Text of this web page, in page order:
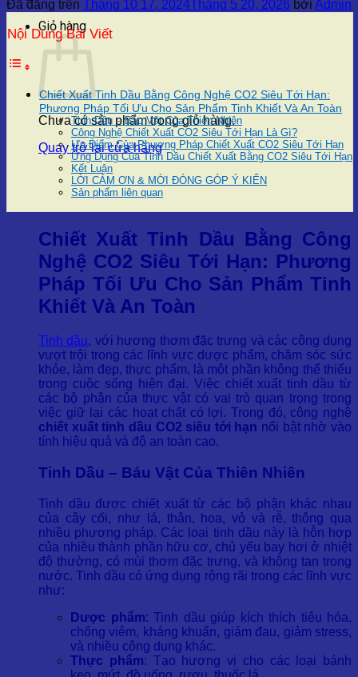
Giỏ hàng
Chưa có sản phẩm trong giỏ hàng.
Quay trở lại cửa hàng
Đã đăng trên Tháng 10 17, 2024Tháng 5 20, 2026 bởi Admin
Nội Dung Bài Viết
Chiết Xuất Tinh Dầu Bằng Công Nghệ CO2 Siêu Tới Hạn:
Phương Pháp Tối Ưu Cho Sản Phẩm Tinh Khiết Và An Toàn
Tinh Dầu – Báu Vật Của Thiên Nhiên
Công Nghệ Chiết Xuất CO2 Siêu Tới Hạn Là Gì?
Ưu Điểm Của Phương Pháp Chiết Xuất CO2 Siêu Tới Hạn
Ứng Dụng Của Tinh Dầu Chiết Xuất Bằng CO2 Siêu Tới Hạn
Kết Luận
LỜI CẢM ƠN & MỜI ĐÓNG GÓP Ý KIẾN
Sản phẩm liên quan
Chiết Xuất Tinh Dầu Bằng Công
Nghệ CO2 Siêu Tới Hạn: Phương
Pháp Tối Ưu Cho Sản Phẩm Tinh
Khiết Và An Toàn
Tinh dầu, với hương thơm đặc trưng và các công dụng
vượt trội trong các lĩnh vực dược phẩm, chăm sóc sức
khỏe, làm đẹp, thực phẩm, là một phần không thể thiếu
trong cuộc sống hiện đại. Việc chiết xuất tinh dầu từ
các bộ phận của thực vật có vai trò quan trọng trong
việc giữ lại các hoạt chất có lợi. Trong đó, công nghệ
chiết xuất tinh dầu CO2 siêu tới hạn nổi bật nhờ vào
tính hiệu quả và độ an toàn cao.
Tinh Dầu – Báu Vật Của Thiên Nhiên
Tinh dầu được chiết xuất từ các bộ phận khác nhau
của cây cối, như lá, thân, hoa, vỏ và rễ, thông qua
nhiều phương pháp. Các loại tinh dầu này là hỗn hợp
của nhiều thành phần hữu cơ, chủ yếu bay hơi ở nhiệt
độ thường, có mùi thơm đặc trưng, và không tan trong
nước. Tinh dầu có ứng dụng rộng rãi trong các lĩnh vực
như:
Dược phẩm: Tinh dầu giúp kích thích tiêu hóa,
chống viêm, kháng khuẩn, giảm đau, giảm stress,
và nhiều công dụng khác.
Thực phẩm: Tạo hương vị cho các loại bánh